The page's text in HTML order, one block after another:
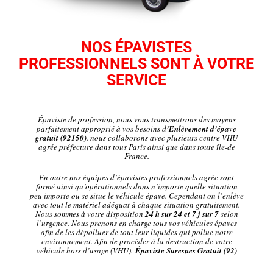
NOS ÉPAVISTES
PROFESSIONNELS SONT À VOTRE
SERVICE
Épaviste de profession, nous vous transmettrons des moyens
parfaitement approprié à vos besoins d’Enlèvement d’épave
gratuit (92150). nous collaborons avec plusieurs centre VHU
agrée préfecture dans tous Paris ainsi que dans toute île-de
France.
En outre nos équipes d’épavistes professionnels agrée sont
formé ainsi qu’opérationnels dans n’importe quelle situation
peu importe ou se situe le véhicule épave. Cependant on l’enlève
avec tout le matériel adéquat à chaque situation gratuitement.
Nous sommes à votre disposition24 h sur 24 et 7 j sur 7selon
l’urgence. Nous prenons en charge tous vos véhicules épaves
afin de les dépolluer de tout leur liquides qui pollue notre
environnement. Afin de procéder à la destruction de votre
véhicule hors d’usage (VHU).Épaviste Suresnes Gratuit (92)